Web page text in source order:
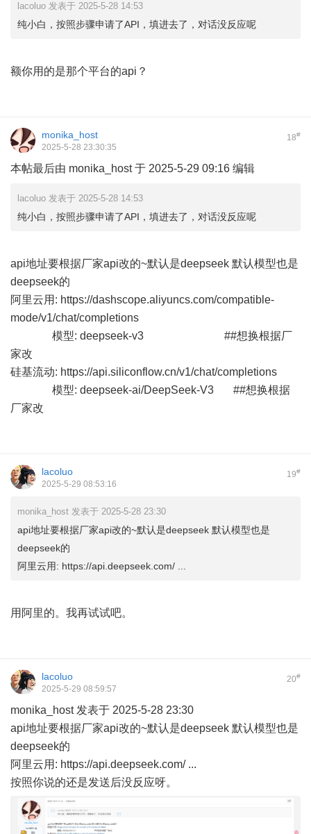
lacoluo 发表于 2025-5-28 14:53
纯小白，按照步骤申请了API，填进去了，对话没反应呢
额你用的是那个平台的api？
18#
monika_host
2025-5-28 23:30:35
本帖最后由 monika_host 于 2025-5-29 09:16 编辑
lacoluo 发表于 2025-5-28 14:53
纯小白，按照步骤申请了API，填进去了，对话没反应呢
api地址要根据厂家api改的~默认是deepseek 默认模型也是
deepseek的
阿里云用: https://dashscope.aliyuncs.com/compatible-
mode/v1/chat/completions
模型: deepseek-v3 ##想换根据厂
家改
硅基流动: https://api.siliconflow.cn/v1/chat/completions
模型: deepseek-ai/DeepSeek-V3 ##想换根据
厂家改
19#
lacoluo
2025-5-29 08:53:16
monika_host 发表于 2025-5-28 23:30
api地址要根据厂家api改的~默认是deepseek 默认模型也是
deepseek的
阿里云用: https://api.deepseek.com/ ...
用阿里的。我再试试吧。
20#
lacoluo
2025-5-29 08:59:57
monika_host 发表于 2025-5-28 23:30
api地址要根据厂家api改的~默认是deepseek 默认模型也是
deepseek的
阿里云用: https://api.deepseek.com/...
按照你说的还是发送后没反应呀。